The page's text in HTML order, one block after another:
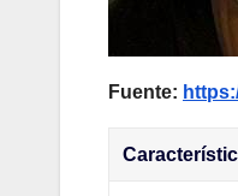
Fuente: